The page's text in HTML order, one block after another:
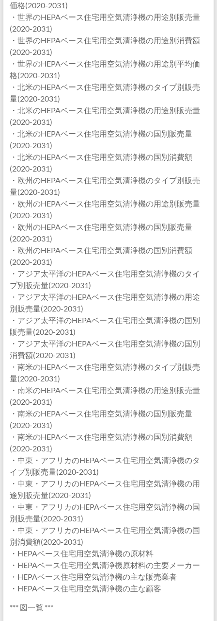
価格(2020-2031)
・世界のHEPAベース住宅用空気清浄機の用途別販売量
(2020-2031)
・世界のHEPAベース住宅用空気清浄機の用途別消費額
(2020-2031)
・世界のHEPAベース住宅用空気清浄機の用途別平均価
格(2020-2031)
・北米のHEPAベース住宅用空気清浄機のタイプ別販売
量(2020-2031)
・北米のHEPAベース住宅用空気清浄機の用途別販売量
(2020-2031)
・北米のHEPAベース住宅用空気清浄機の国別販売量
(2020-2031)
・北米のHEPAベース住宅用空気清浄機の国別消費額
(2020-2031)
・欧州のHEPAベース住宅用空気清浄機のタイプ別販売
量(2020-2031)
・欧州のHEPAベース住宅用空気清浄機の用途別販売量
(2020-2031)
・欧州のHEPAベース住宅用空気清浄機の国別販売量
(2020-2031)
・欧州のHEPAベース住宅用空気清浄機の国別消費額
(2020-2031)
・アジア太平洋のHEPAベース住宅用空気清浄機のタイ
プ別販売量(2020-2031)
・アジア太平洋のHEPAベース住宅用空気清浄機の用途
別販売量(2020-2031)
・アジア太平洋のHEPAベース住宅用空気清浄機の国別
販売量(2020-2031)
・アジア太平洋のHEPAベース住宅用空気清浄機の国別
消費額(2020-2031)
・南米のHEPAベース住宅用空気清浄機のタイプ別販売
量(2020-2031)
・南米のHEPAベース住宅用空気清浄機の用途別販売量
(2020-2031)
・南米のHEPAベース住宅用空気清浄機の国別販売量
(2020-2031)
・南米のHEPAベース住宅用空気清浄機の国別消費額
(2020-2031)
・中東・アフリカのHEPAベース住宅用空気清浄機のタ
イプ別販売量(2020-2031)
・中東・アフリカのHEPAベース住宅用空気清浄機の用
途別販売量(2020-2031)
・中東・アフリカのHEPAベース住宅用空気清浄機の国
別販売量(2020-2031)
・中東・アフリカのHEPAベース住宅用空気清浄機の国
別消費額(2020-2031)
・HEPAベース住宅用空気清浄機の原材料
・HEPAベース住宅用空気清浄機原材料の主要メーカー
・HEPAベース住宅用空気清浄機の主な販売業者
・HEPAベース住宅用空気清浄機の主な顧客
*** 図一覧 ***